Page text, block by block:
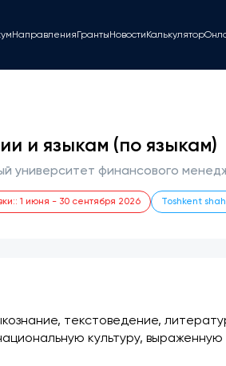
Направления Гранты Новости Калькулятор
и языкам (по языкам)
университет финансового
: 1 июня - 30 сентября 2026 Toshkent
текстоведение,
культуру,